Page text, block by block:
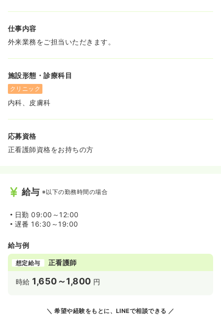
仕事内容
外来業務をご担当いただきます。
施設形態・診療科目
クリニック
内科、皮膚科
応募資格
正看護師資格をお持ちの方
給与 ※以下の勤務時間の場合
日勤 09:00～12:00
遅番 16:30～19:00
給与例
想定給与 正看護師
時給 1,650～1,800 円
希望や経験をもとに、LINEで相談できる